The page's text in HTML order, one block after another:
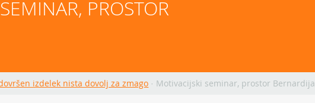
PROSTOR
izdelek nista dovolj za zmago · Motivacijski seminar, prostor Bernardija